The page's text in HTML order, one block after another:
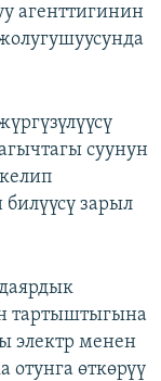
агенттигинин
суунун
зарыл
тартыштыгына
электр менен
өткөрүү